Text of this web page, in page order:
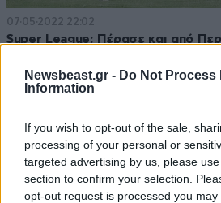
Newsbeast.gr - Do Not Process
Information
If you wish to opt-out of the sale,
processing of your personal or
targeted advertising by us, please
section to confirm your selection.
opt-out request is processed you may
07·05·2022 22:02
Super League: Πέρασε και από